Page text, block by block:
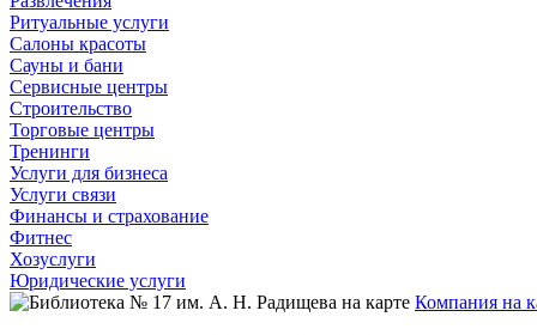
Ритуальные услуги
Салоны красоты
Сауны и бани
Сервисные центры
Строительство
Торговые центры
Тренинги
Услуги для бизнеса
Услуги связи
Финансы и страхование
Фитнес
Хозуслуги
Юридические услуги
Компания на